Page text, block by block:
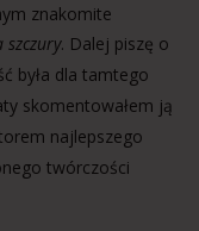
znakomite
szczury. Dalej piszę o
była dla tamtego
skomentowałem ją
najlepszego
twórczości